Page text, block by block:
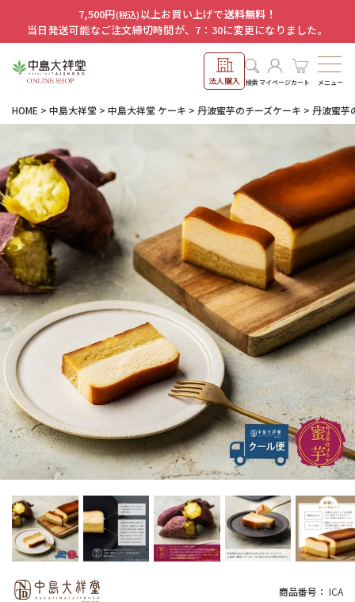
7,500円(税込)以上お買い上げで送料無料！
当日発送可能なご注文締切時間が、7：30に変更になりました。
法人購入 検索マイページカート メニュー
HOME 中島大祥堂 中島大祥堂 ケーキ 丹波蜜芋のチーズケーキ 丹波蜜芋
商品番号 ICA